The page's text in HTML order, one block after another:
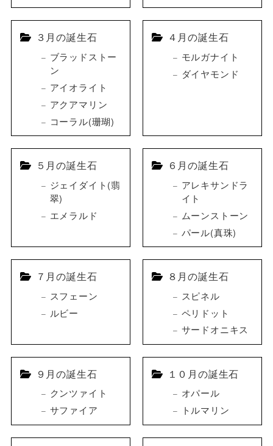
３月の誕生石
ブラッドストー
ン
アイオライト
アクアマリン
コーラル(珊瑚)
４月の誕生石
モルガナイト
ダイヤモンド
５月の誕生石
ジェイダイト(翡
翠)
エメラルド
６月の誕生石
アレキサンドラ
イト
ムーンストーン
パール(真珠)
７月の誕生石
スフェーン
ルビー
８月の誕生石
スピネル
ペリドット
サードオニキス
９月の誕生石
クンツァイト
サファイア
１０月の誕生石
オパール
トルマリン